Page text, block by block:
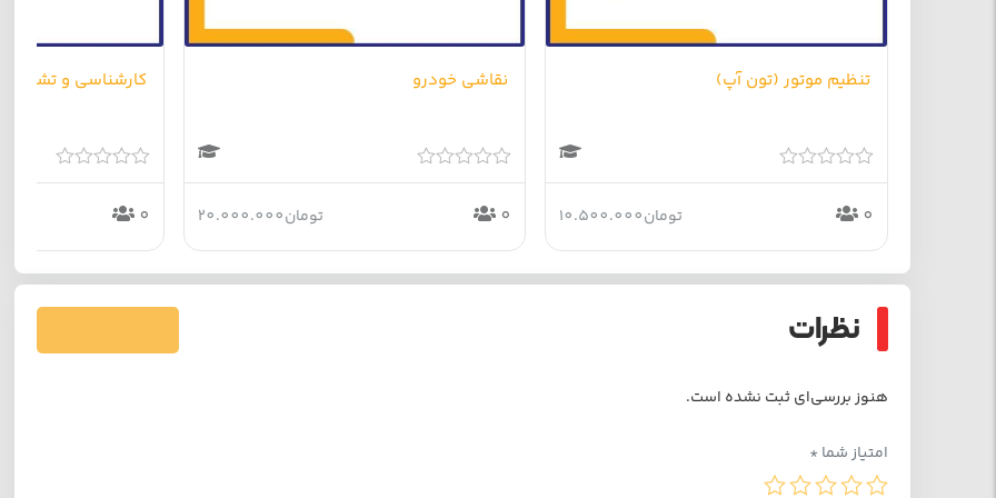
تنظیم موتور (تون آپ)
امتیاز
تومان10.500.000 0
نقاشی خودرو
امتیاز
تومان20.000.000 0
کارشناسی و تشخیص
امتیاز
0
نظرات
هنوز بررسی‌ای ثبت نشده است.
امتیاز شما *